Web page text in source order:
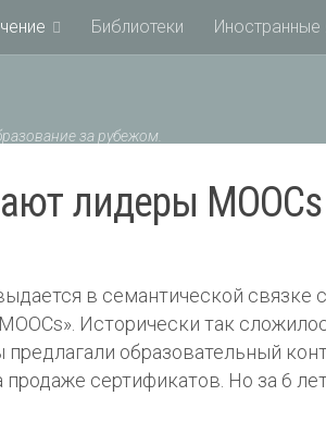
Библиотеки Иностранные
за рубежом.
лидеры MOOCs
в семантической связке
Исторически так
образовательный
продаже сертификатов. Но за 6